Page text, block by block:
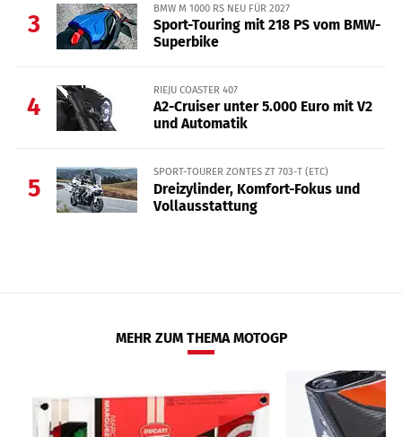
3
BMW M 1000 RS NEU FÜR 2027
Sport-Touring mit 218 PS vom BMW-
Superbike
4
RIEJU COASTER 407
A2-Cruiser unter 5.000 Euro mit V2
und Automatik
5
SPORT-TOURER ZONTES ZT 703-T (ETC)
Dreizylinder, Komfort-Fokus und
Vollausstattung
MEHR ZUM THEMA MOTOGP